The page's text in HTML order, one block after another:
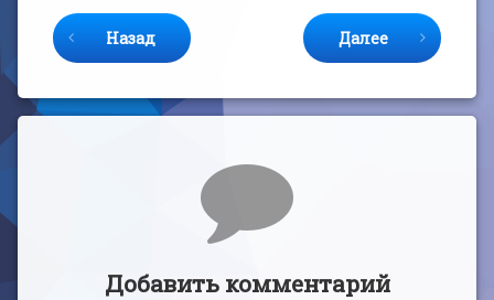
Назад Далее
Комментарии
Добавить комментарий